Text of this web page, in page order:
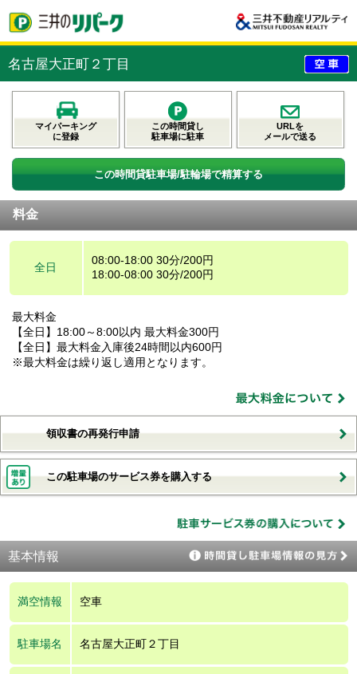
名古屋大正町２丁目
マイパーキング
に登録
この時間貸し
駐車場に駐車
URLを
メールで送る
この時間貸駐車場/駐輪場で精算する
料金
全日
08:00-18:00 30分/200円
18:00-08:00 30分/200円
最大料金
【全日】18:00～8:00以内 最大料金300円
【全日】最大料金入庫後24時間以内600円
※最大料金は繰り返し適用となります。
領収書の再発行申請
この駐車場のサービス券を購入する
基本情報
満空情報 空車
駐車場名 名古屋大正町２丁目